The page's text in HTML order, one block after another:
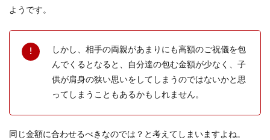
結婚式のお色直しのエスコート役の選
び方や演出のポイントを紹介
誰にエス...
ようです。
しかし、相手の両親があまりにも高額のご祝儀を包
んでくるとなると、自分達の包む金額が少なく、子
供が肩身の狭い思いをしてしまうのではないかと思
ってしまうこともあるかもしれません。
同じ金額に合わせるべきなのでは？と考えてしまいますよね。